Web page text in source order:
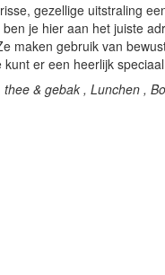
gezellige uitstraling
je hier aan het juiste
maken gebruik van
er een heerlijk
& gebak , Lunchen ,